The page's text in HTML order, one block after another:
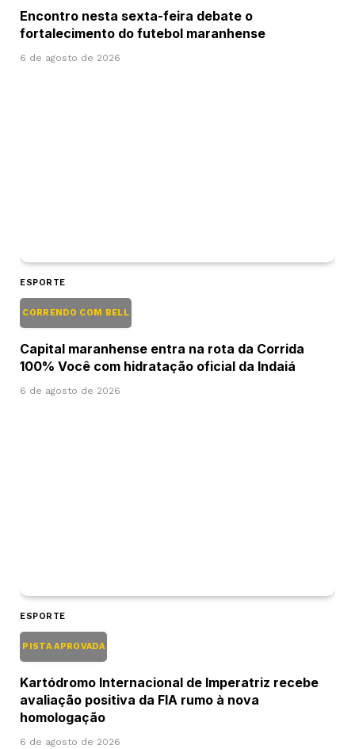
Encontro nesta sexta-feira debate o
fortalecimento do futebol maranhense
6 de agosto de 2026
ESPORTE
CORRENDO COM BELL
Capital maranhense entra na rota da Corrida
100% Você com hidratação oficial da Indaiá
6 de agosto de 2026
ESPORTE
PISTA APROVADA
Kartódromo Internacional de Imperatriz recebe
avaliação positiva da FIA rumo à nova
homologação
6 de agosto de 2026